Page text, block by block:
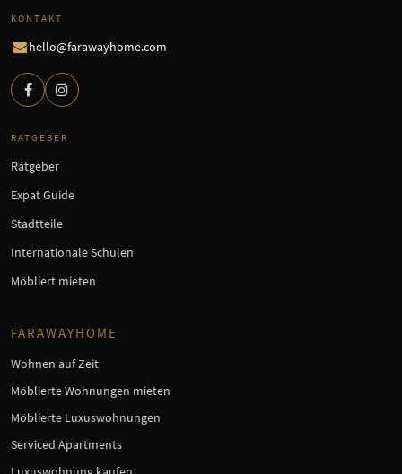
KONTAKT
hello@farawayhome.com
RATGEBER
Ratgeber
Expat Guide
Stadtteile
Internationale Schulen
Möbliert mieten
FARAWAYHOME
Wohnen auf Zeit
Möblierte Wohnungen mieten
Möblierte Luxuswohnungen
Serviced Apartments